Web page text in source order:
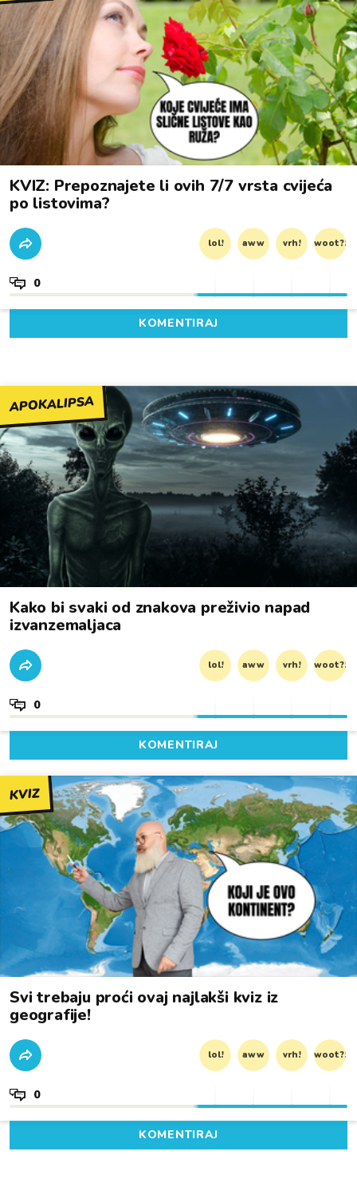
KVIZ: Prepoznajete li ovih 7/7 vrsta cvijeća
po listovima?
lol! aww vrh! woot?!
0
KOMENTIRAJ
APOKALIPSA
Kako bi svaki od znakova preživio napad
izvanzemaljaca
lol! aww vrh! woot?!
0
KOMENTIRAJ
KVIZ
Svi trebaju proći ovaj najlakši kviz iz
geografije!
lol! aww vrh! woot?!
0
KOMENTIRAJ